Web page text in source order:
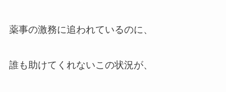
薬事の激務に追われているのに、
誰も助けてくれないこの状況が、